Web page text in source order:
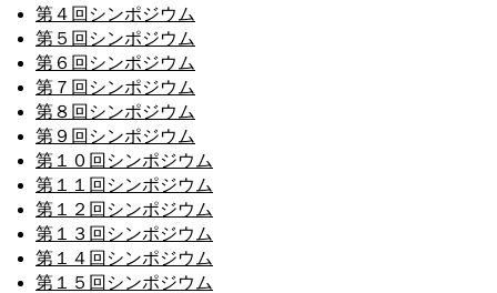
第４回シンポジウム
第５回シンポジウム
第６回シンポジウム
第７回シンポジウム
第８回シンポジウム
第９回シンポジウム
第１０回シンポジウム
第１１回シンポジウム
第１２回シンポジウム
第１３回シンポジウム
第１４回シンポジウム
第１５回シンポジウム